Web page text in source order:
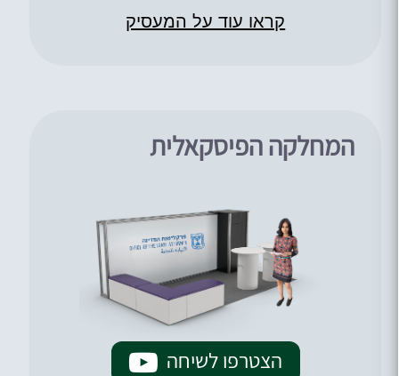
קראו עוד על המעסיק
המחלקה הפיסקאלית
הצטרפו לשיחה